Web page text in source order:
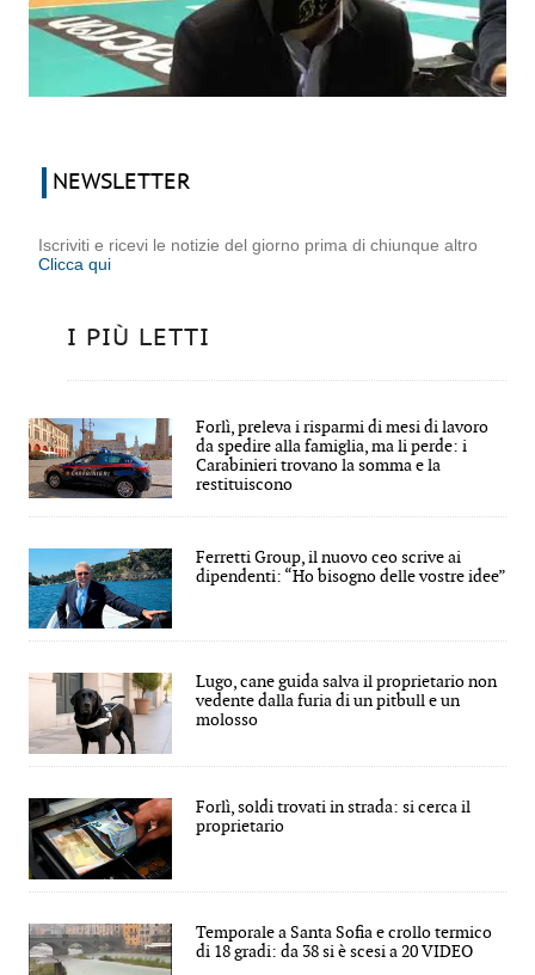
NEWSLETTER
Iscriviti e ricevi le notizie del giorno prima di chiunque altro
Clicca qui
I PIÙ LETTI
Forlì, preleva i risparmi di mesi di lavoro
da spedire alla famiglia, ma li perde: i
Carabinieri trovano la somma e la
restituiscono
Ferretti Group, il nuovo ceo scrive ai
dipendenti: “Ho bisogno delle vostre idee”
Lugo, cane guida salva il proprietario non
vedente dalla furia di un pitbull e un
molosso
Forlì, soldi trovati in strada: si cerca il
proprietario
Temporale a Santa Sofia e crollo termico
di 18 gradi: da 38 si è scesi a 20 VIDEO